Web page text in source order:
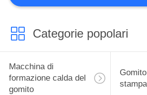
anello rotante
macchina
Categorie popolari
Macchina di
formazione calda del
gomito